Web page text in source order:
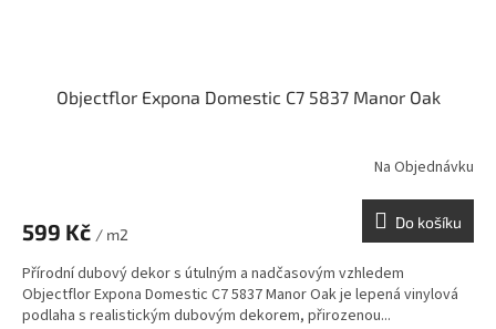
Objectflor Expona Domestic C7 5837 Manor Oak
Na Objednávku
599 Kč / m2
Do košíku
Přírodní dubový dekor s útulným a nadčasovým vzhledem
Objectflor Expona Domestic C7 5837 Manor Oak je lepená vinylová
podlaha s realistickým dubovým dekorem, přirozenou...